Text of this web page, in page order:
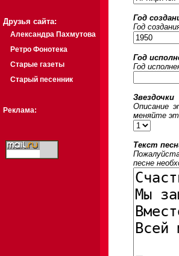
Друзья сайта:
Александра Пахмутова
Ретро Фонотека
Старые газеты
Старый песенник
Реклама:
Год
Год
Год
Год
Звездочки
Описание
меняйте
Текст
песне